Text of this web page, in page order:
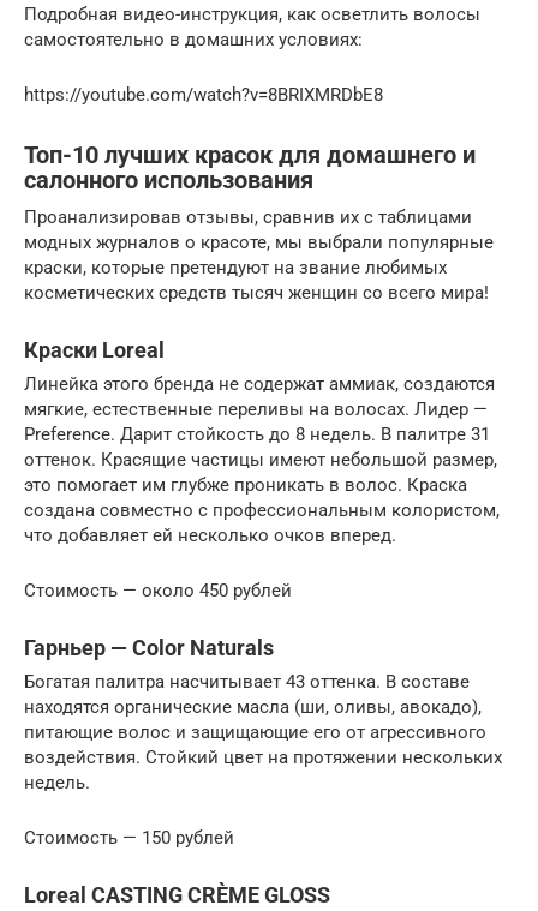
Подробная видео-инструкция, как осветлить волосы
самостоятельно в домашних условиях:
https://youtube.com/watch?v=8BRIXMRDbE8
Топ-10 лучших красок для домашнего и
салонного использования
Проанализировав отзывы, сравнив их с таблицами
модных журналов о красоте, мы выбрали популярные
краски, которые претендуют на звание любимых
косметических средств тысяч женщин со всего мира!
Краски Loreal
Линейка этого бренда не содержат аммиак, создаются
мягкие, естественные переливы на волосах. Лидер —
Preference. Дарит стойкость до 8 недель. В палитре 31
оттенок. Красящие частицы имеют небольшой размер,
это помогает им глубже проникать в волос. Краска
создана совместно с профессиональным колористом,
что добавляет ей несколько очков вперед.
Стоимость — около 450 рублей
Гарньер — Color Naturals
Богатая палитра насчитывает 43 оттенка. В составе
находятся органические масла (ши, оливы, авокадо),
питающие волос и защищающие его от агрессивного
воздействия. Стойкий цвет на протяжении нескольких
недель.
Стоимость — 150 рублей
Loreal CASTING CRÈME GLOSS